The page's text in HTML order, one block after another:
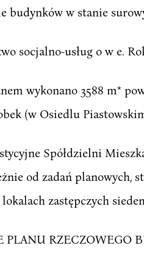
budynków w stanie
socjalno-usług o w e.
wykonano 3588 m*
(w Osiedlu
Spółdzielni
od zadań planowych,
zastępczych
PLANU RZECZOWEGO